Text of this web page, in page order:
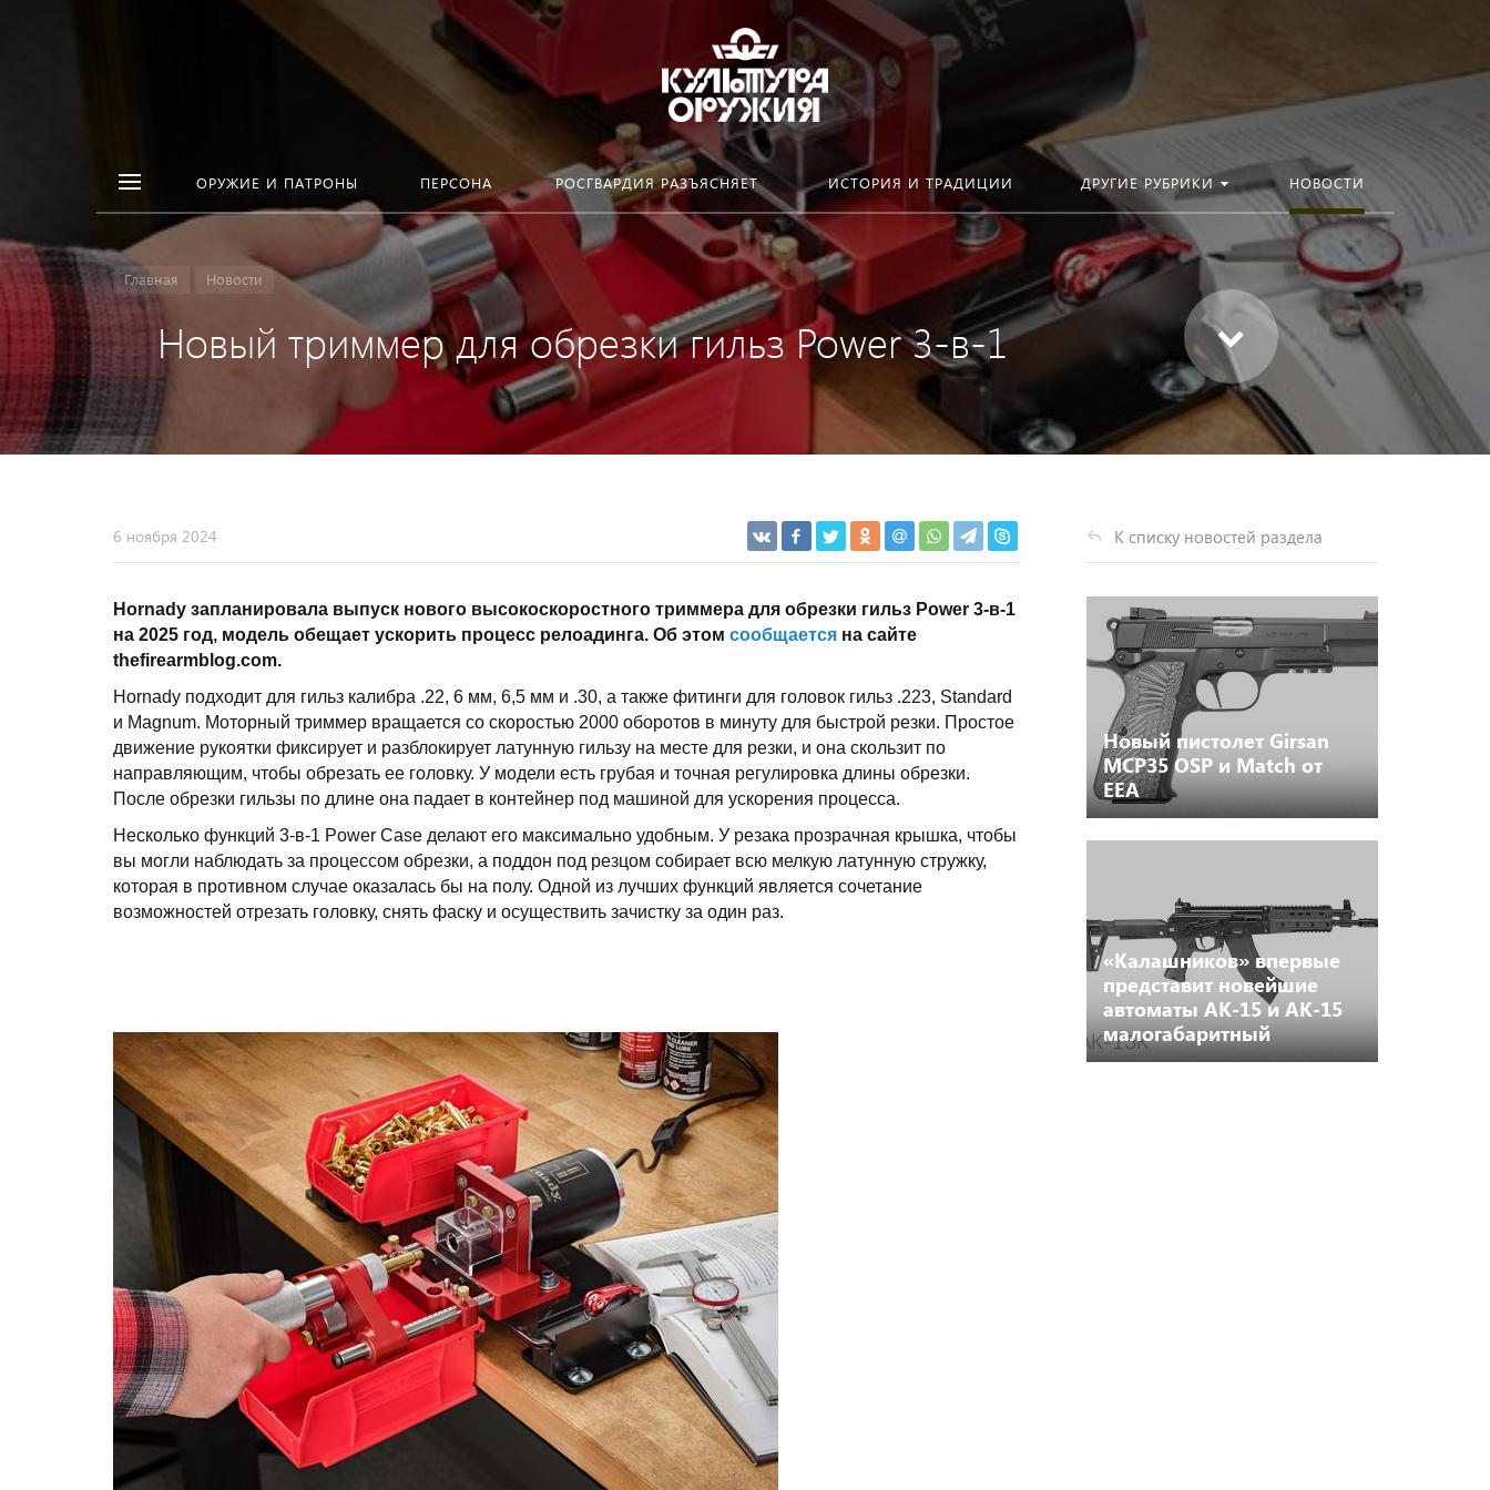
ОРУЖИЕ И ПАТРОНЫ ПЕРСОНА РОСГВАРДИЯ РАЗЪЯСНЯЕТ ИСТОРИЯ И ТРАДИЦИИ ДРУГИЕ РУБРИКИ НОВОСТИ
Главная Новости
Новый триммер для обрезки гильз Power 3-в-1
К списку новостей раздела
Новый пистолет Girsan
MCP35 OSP и Match от
ЕЕА
«Калашников» впервые
представит новейшие
автоматы АК-15 и АК-15
малогабаритный
6 ноября 2024
Hornady запланировала выпуск нового высокоскоростного триммера для обрезки гильз Power 3-в-1
на 2025 год, модель обещает ускорить процесс релоадинга. Об этом сообщается на сайте
thefirearmblog.com.
Hornady подходит для гильз калибра .22, 6 мм, 6,5 мм и .30, а также фитинги для головок гильз .223, Standard
и Magnum. Моторный триммер вращается со скоростью 2000 оборотов в минуту для быстрой резки. Простое
движение рукоятки фиксирует и разблокирует латунную гильзу на месте для резки, и она скользит по
направляющим, чтобы обрезать ее головку. У модели есть грубая и точная регулировка длины обрезки.
После обрезки гильзы по длине она падает в контейнер под машиной для ускорения процесса.
Несколько функций 3-в-1 Power Case делают его максимально удобным. У резака прозрачная крышка, чтобы
вы могли наблюдать за процессом обрезки, а поддон под резцом собирает всю мелкую латунную стружку,
которая в противном случае оказалась бы на полу. Одной из лучших функций является сочетание
возможностей отрезать головку, снять фаску и осуществить зачистку за один раз.